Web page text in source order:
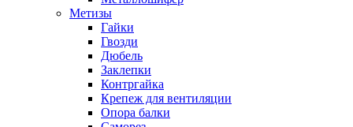
Метизы
Гайки
Гвозди
Дюбель
Заклепки
Контргайка
Крепеж для вентиляции
Опора балки